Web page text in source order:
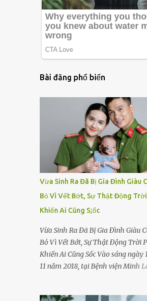
Bài đăng phổ biến
Vừa Sinh Ra Đã Bị Gia Đình Giàu
Bỏ Vì Vết Bớt, Sự Thật Động Trời
Khiến Ai Cũng S;ốc
Vừa Sinh Ra Đã Bị Gia Đình Giàu
Bỏ Vì Vết Bớt, Sự Thật Động Trời
Khiến Ai Cũng Sốc Vào sáng ngày
11 năm 2018, tại Bệnh viện Minh